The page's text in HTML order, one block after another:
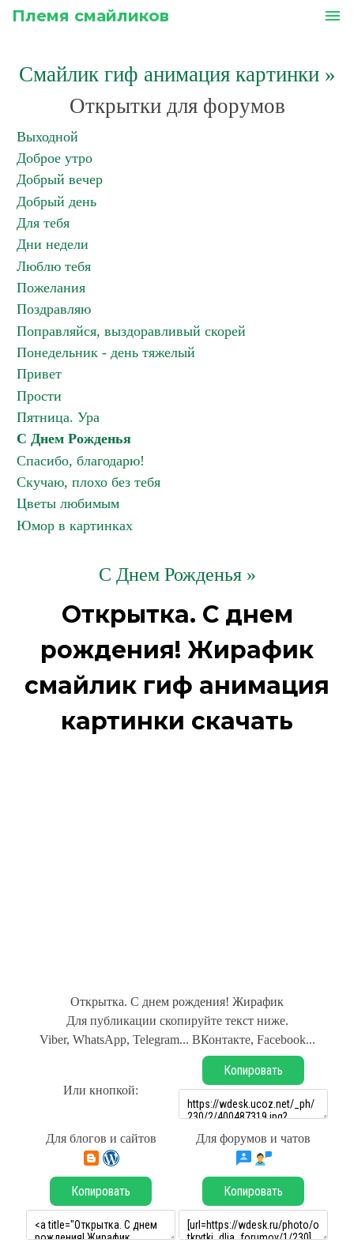
Племя смайликов menu
Смайлик гиф анимация картинки»
Открытки для форумов
Выходной
Доброе утро
Добрый вечер
Добрый день
Для тебя
Дни недели
Люблю тебя
Пожелания
Поздравляю
Поправляйся, выздоравливый скорей
Понедельник - день тяжелый
Привет
Прости
Пятница. Ура
С Днем Рожденья
Спасибо, благодарю!
Скучаю, плохо без тебя
Цветы любимым
Юмор в картинках
С Днем Рожденья »
Открытка. С днем
рождения! Жирафик
смайлик гиф анимация
картинки скачать
Открытка. С днем рождения! Жирафик
Для публикации скопируйте текст ниже.
Viber, WhatsApp, Telegram... ВКонтакте, Facebook...
Или кнопкой:
Копировать
Для блогов и сайтов Для форумов и чатов
Копировать Копировать